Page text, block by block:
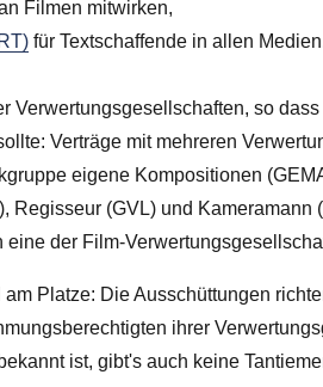
Filmen mitwirken,
für Textschaffende in allen
Verwertungsgesellschaften, so
Verträge mit mehreren
eigene Kompositionen
Regisseur (GVL) und Kameramann
der Film-
Platze: Die Ausschüttungen
ihrer
ist, gibt's auch keine